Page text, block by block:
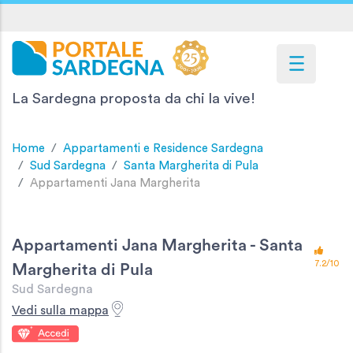
La Sardegna proposta da chi la vive!
Home
Appartamenti e Residence Sardegna
Sud Sardegna
Santa Margherita di Pula
Appartamenti Jana Margherita
Appartamenti Jana Margherita - Santa
Margherita di Pula
7.2/10
Sud Sardegna
Vedi sulla mappa